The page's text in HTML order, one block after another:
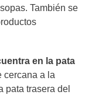
También se
en la pata
cercana a la
pata trasera del